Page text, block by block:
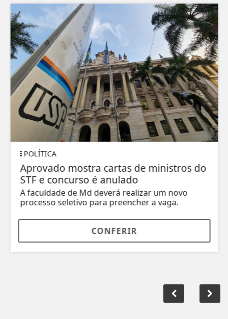
POLÍTICA
Aprovado mostra cartas de ministros do
STF e concurso é anulado
A faculdade de Md deverá realizar um novo
processo seletivo para preencher a vaga.
CONFERIR